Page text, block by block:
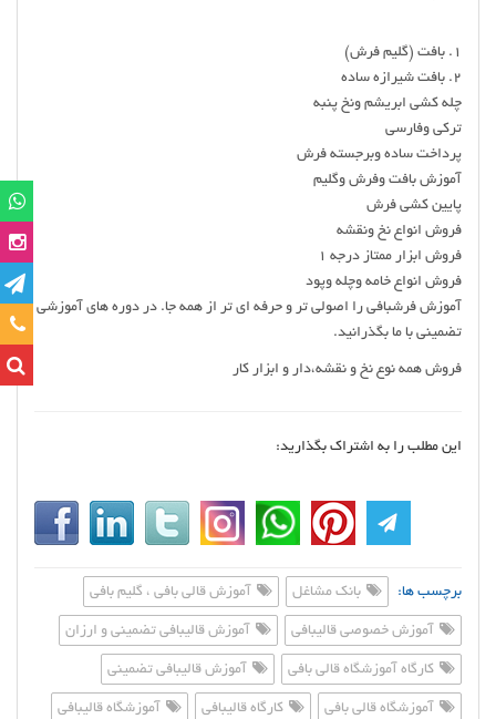
۱. بافت (گلیم فرش)
۲. بافت شیرازه ساده
چله کشی ابریشم ونخ پنبه
ترکی وفارسی
پرداخت ساده وبرجسته فرش
آموزش بافت وفرش وگلیم
پایین کشی فرش
فروش انواع نخ ونقشه
فروش ابزار ممتاز درجه 1
فروش انواع خامه وچله وپود
آموزش فرشبافی را اصولی تر و حرفه ای تر از همه جا. در دوره های آموزشی
تضمینی با ما بگذرانید.
فروش همه نوع نخ و نقشه،دار و ابزار کار
این مطلب را به اشتراک بگذارید:
برچسب ها: بانک مشاغل آموزش قالی بافی ، گلیم بافی
آموزش خصوصی قالیبافی آموزش قالیبافی تضمینی و ارزان
کارگاه آموزشگاه قالی بافی آموزش قالیبافی تضمینی
آموزشگاه قالی بافی کارگاه قالیبافی آموزشگاه قالیبافی